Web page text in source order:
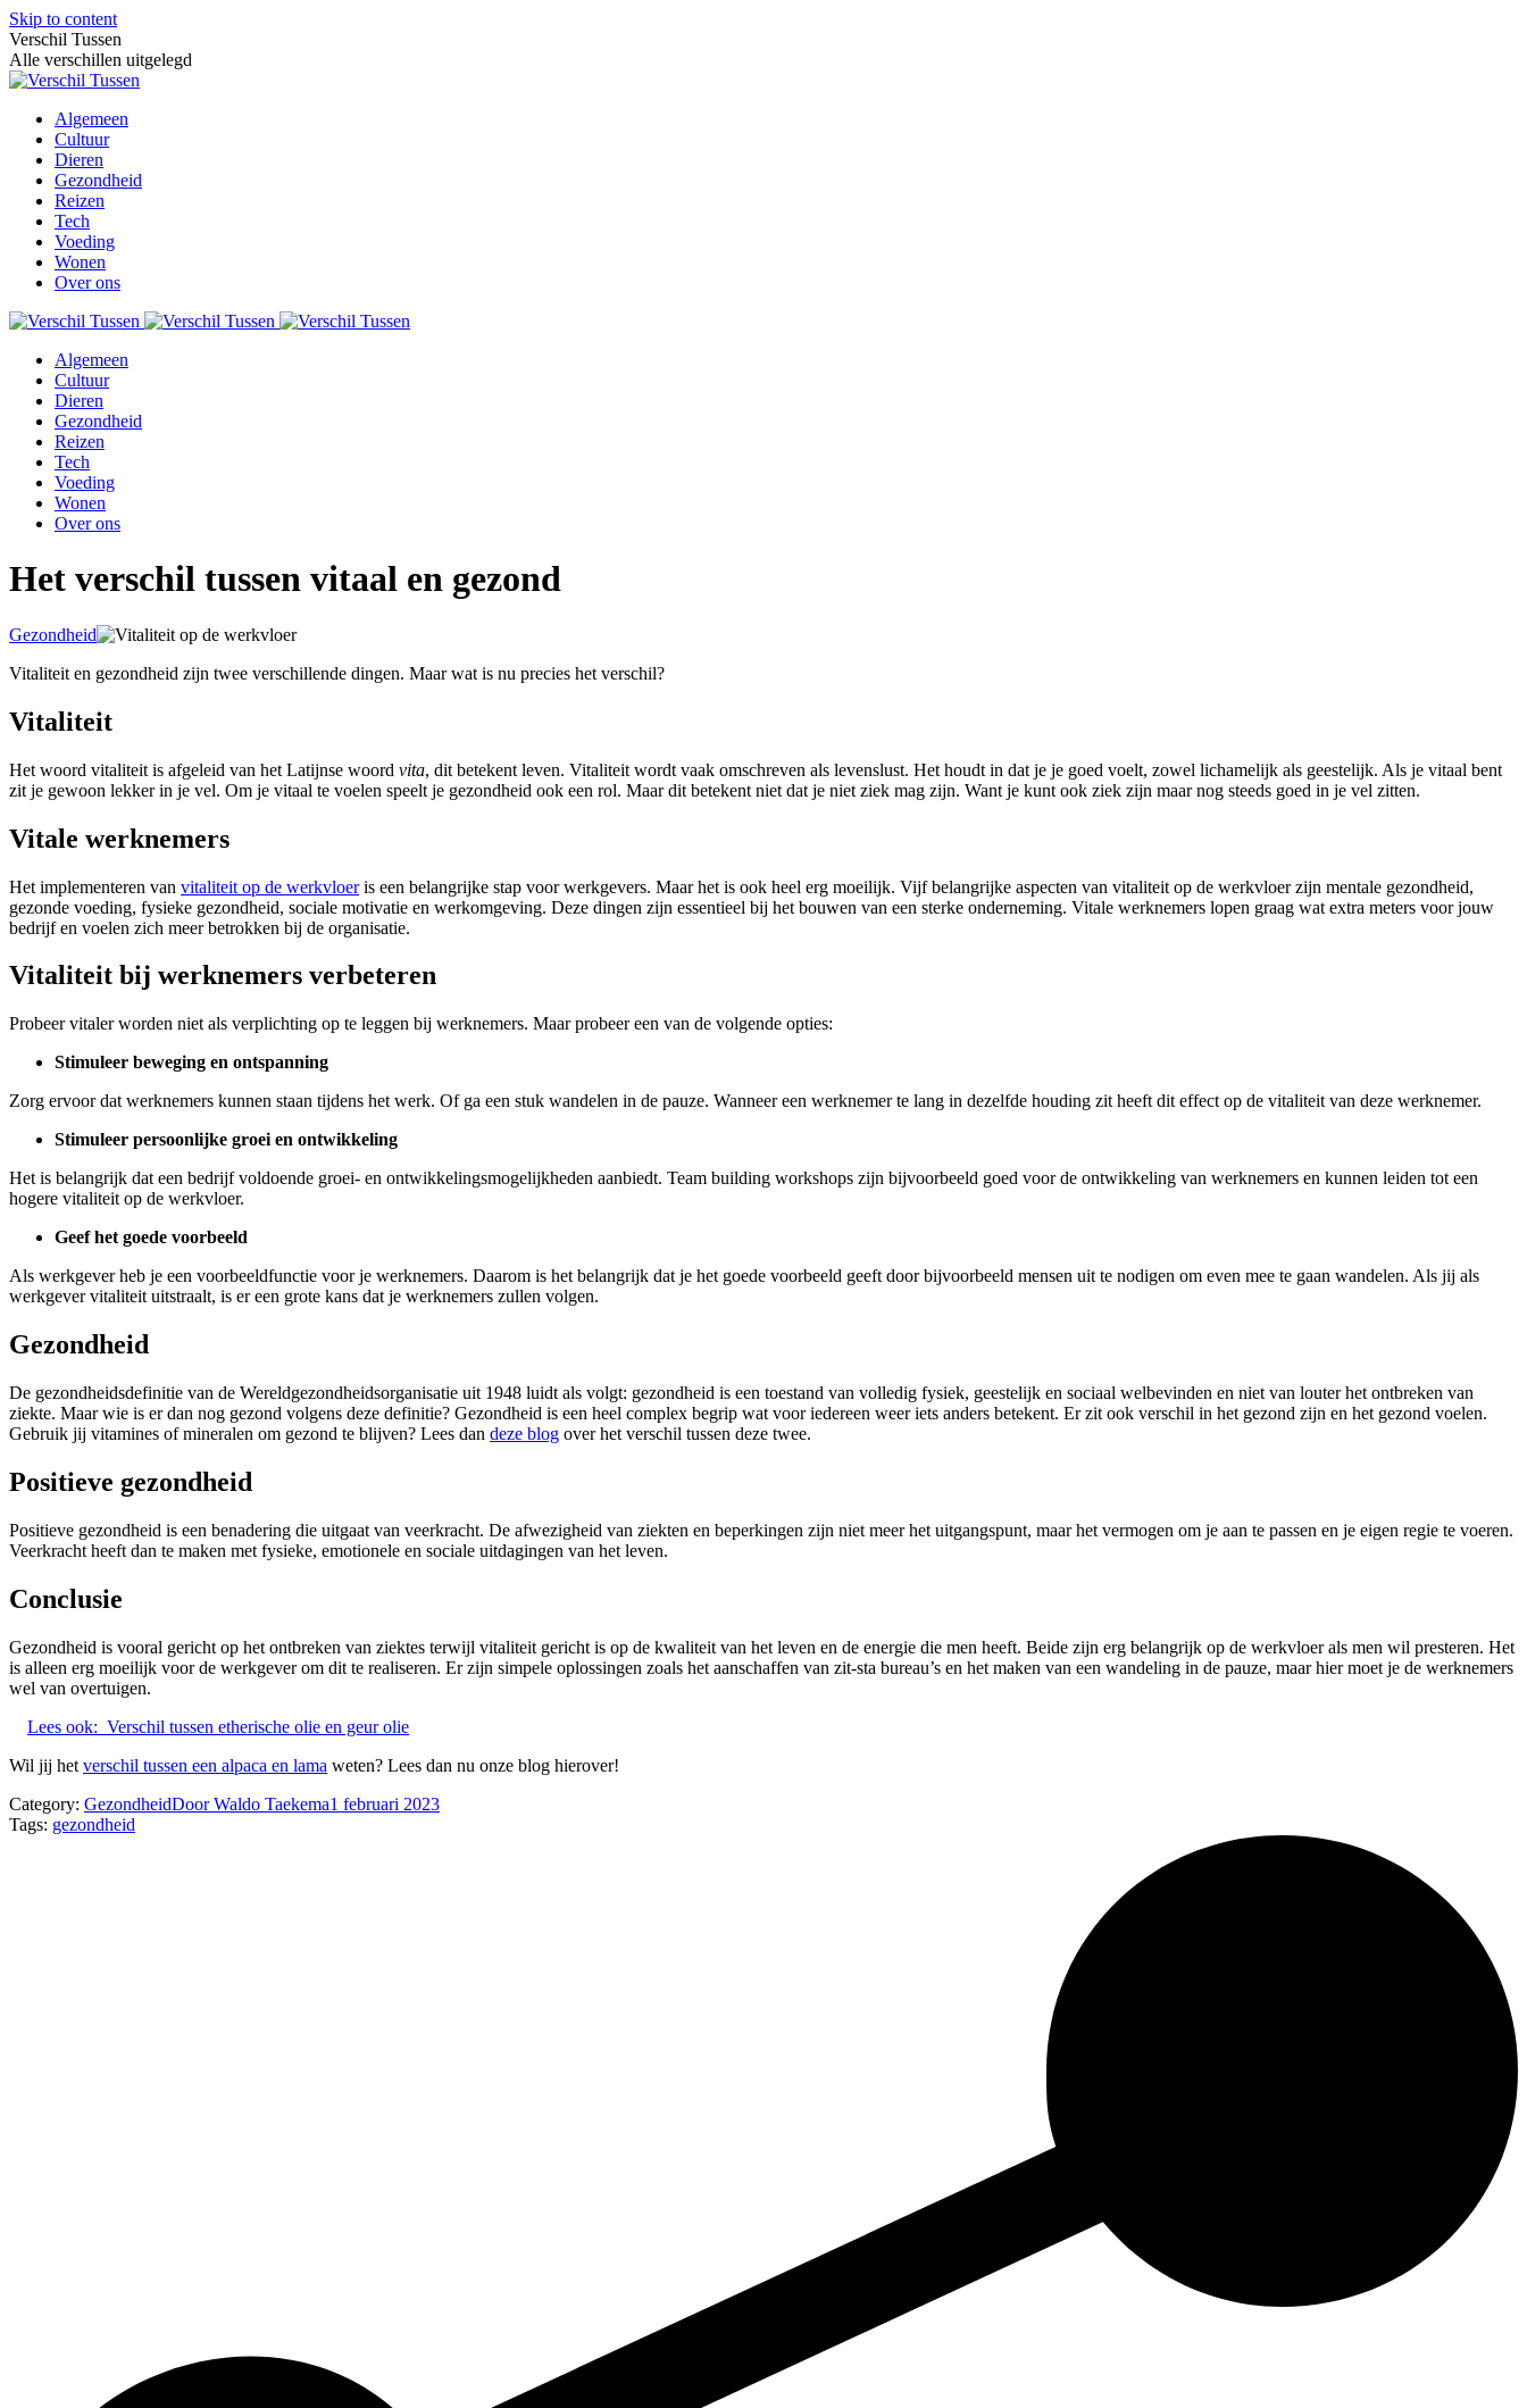
Skip to content
Verschil Tussen
Alle verschillen uitgelegd
Algemeen
Cultuur
Dieren
Gezondheid
Reizen
Tech
Voeding
Wonen
Over ons
Algemeen
Cultuur
Dieren
Gezondheid
Reizen
Tech
Voeding
Wonen
Over ons
Het verschil tussen vitaal en gezond
Gezondheid
Vitaliteit en gezondheid zijn twee verschillende dingen. Maar wat is nu precies het verschil?
Vitaliteit
Het woord vitaliteit is afgeleid van het Latijnse woord vita, dit betekent leven. Vitaliteit wordt vaak omschreven als levenslust. Het houdt in dat je je goed voelt, zowel lichamelijk als geestelijk. Als je vitaal bent
zit je gewoon lekker in je vel. Om je vitaal te voelen speelt je gezondheid ook een rol. Maar dit betekent niet dat je niet ziek mag zijn. Want je kunt ook ziek zijn maar nog steeds goed in je vel zitten.
Vitale werknemers
Het implementeren van vitaliteit op de werkvloeris een belangrijke stap voor werkgevers. Maar het is ook heel erg moeilijk. Vijf belangrijke aspecten van vitaliteit op de werkvloer zijn mentale gezondheid,
gezonde voeding, fysieke gezondheid, sociale motivatie en werkomgeving. Deze dingen zijn essentieel bij het bouwen van een sterke onderneming. Vitale werknemers lopen graag wat extra meters voor jouw
bedrijf en voelen zich meer betrokken bij de organisatie.
Vitaliteit bij werknemers verbeteren
Probeer vitaler worden niet als verplichting op te leggen bij werknemers. Maar probeer een van de volgende opties:
Stimuleer beweging en ontspanning
Zorg ervoor dat werknemers kunnen staan tijdens het werk. Of ga een stuk wandelen in de pauze. Wanneer een werknemer te lang in dezelfde houding zit heeft dit effect op de vitaliteit van deze werknemer.
Stimuleer persoonlijke groei en ontwikkeling
Het is belangrijk dat een bedrijf voldoende groei- en ontwikkelingsmogelijkheden aanbiedt. Team building workshops zijn bijvoorbeeld goed voor de ontwikkeling van werknemers en kunnen leiden tot een
hogere vitaliteit op de werkvloer.
Geef het goede voorbeeld
Als werkgever heb je een voorbeeldfunctie voor je werknemers. Daarom is het belangrijk dat je het goede voorbeeld geeft door bijvoorbeeld mensen uit te nodigen om even mee te gaan wandelen. Als jij als
werkgever vitaliteit uitstraalt, is er een grote kans dat je werknemers zullen volgen.
Gezondheid
De gezondheidsdefinitie van de Wereldgezondheidsorganisatie uit 1948 luidt als volgt: gezondheid is een toestand van volledig fysiek, geestelijk en sociaal welbevinden en niet van louter het ontbreken van
ziekte. Maar wie is er dan nog gezond volgens deze definitie? Gezondheid is een heel complex begrip wat voor iedereen weer iets anders betekent. Er zit ook verschil in het gezond zijn en het gezond voelen.
Gebruik jij vitamines of mineralen om gezond te blijven? Lees dan deze blog over het verschil tussen deze twee.
Positieve gezondheid
Positieve gezondheid is een benadering die uitgaat van veerkracht. De afwezigheid van ziekten en beperkingen zijn niet meer het uitgangspunt, maar het vermogen om je aan te passen en je eigen regie te voeren.
Veerkracht heeft dan te maken met fysieke, emotionele en sociale uitdagingen van het leven.
Conclusie
Gezondheid is vooral gericht op het ontbreken van ziektes terwijl vitaliteit gericht is op de kwaliteit van het leven en de energie die men heeft. Beide zijn erg belangrijk op de werkvloer als men wil presteren. Het
is alleen erg moeilijk voor de werkgever om dit te realiseren. Er zijn simpele oplossingen zoals het aanschaffen van zit-sta bureau’s en het maken van een wandeling in de pauze, maar hier moet je de werknemers
wel van overtuigen.
Lees ook: Verschil tussen etherische olie en geur olie
Wil jij het verschil tussen een alpaca en lama weten? Lees dan nu onze blog hierover!
Category: GezondheidDoorWaldo Taekema1 februari 2023
Tags: gezondheid